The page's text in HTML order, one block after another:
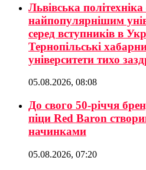
Львівська політехніка
найпопулярнішим
серед вступників в
Тернопільські
університети тихо
05.08.2026, 08:08
До свого 50-річчя
піци Red Baron
начинками
05.08.2026, 07:20